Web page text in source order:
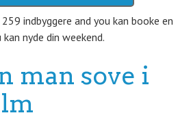
indbyggere and you kan booke en
nyde din weekend.
man sove i